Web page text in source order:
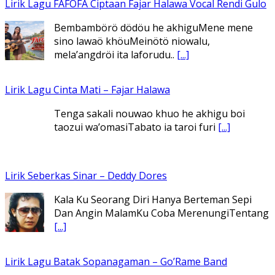
Lirik Lagu Cinta Mati – Fajar Halawa
Tenga sakali nouwao khuo he akhigu boi
taozui wa’omasiTabato ia taroi furi
Lirik Seberkas Sinar – Deddy Dores
Kala Ku Seorang Diri Hanya Berteman Sepi
Dan Angin MalamKu Coba MerenungiTentang
Lirik Lagu Batak Sopanagaman – Go’Rame Band
Hu bila ngi ari do hot bulanHusalpui nang
dohot taonSoada tonamNaso masihol[...]
Lirik Lagu Ena’o – Yusman Lase – Gudangnya Lagu Nias